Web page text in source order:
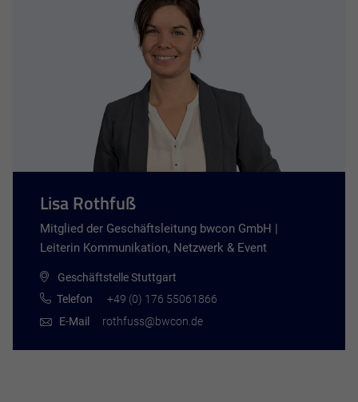
Lisa Rothfuß
Mitglied der Geschäftsleitung bwcon GmbH |
Leiterin Kommunikation, Netzwerk & Event
Geschäftstelle Stuttgart
Telefon
+49 (0) 176 55061866
E-Mail
rothfuss@bwcon.de